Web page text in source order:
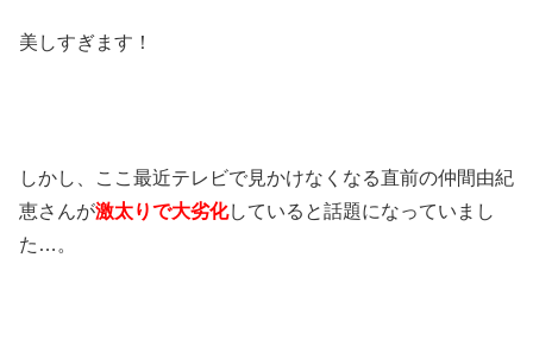
美しすぎます！
しかし、ここ最近テレビで見かけなくなる直前の仲間由紀
恵さんが激太りで大劣化していると話題になっていまし
た…。